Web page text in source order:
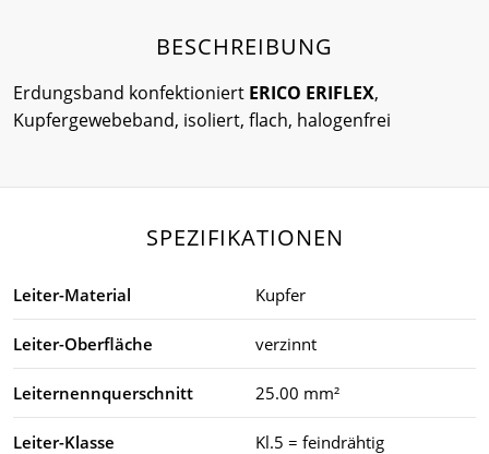
BESCHREIBUNG
Erdungsband konfektioniert ERICO ERIFLEX,
Kupfergewebeband, isoliert, flach, halogenfrei
SPEZIFIKATIONEN
Leiter-Material Kupfer
Leiter-Oberfläche verzinnt
Leiternennquerschnitt 25.00 mm²
Leiter-Klasse Kl.5 = feindrähtig